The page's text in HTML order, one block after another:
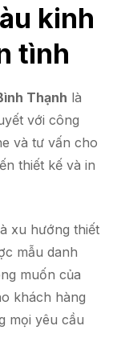
kinh
tình
Thạnh là
với công
và tư vấn cho
thiết kế và in
xu hướng thiết
mẫu danh
muốn của
khách hàng
mọi yêu cầu